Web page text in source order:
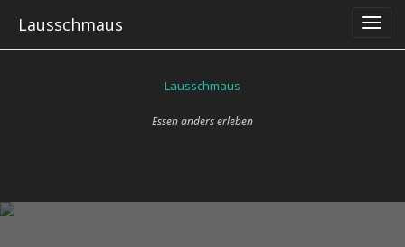
Lausschmaus
Lausschmaus
Essen anders erleben